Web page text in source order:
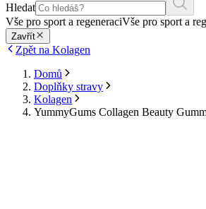
Hledat
Vše pro sport a regeneraciVše pro sport a
Zavřít
Zpět na Kolagen
Domů
Doplňky stravy
Kolagen
YummyGums Collagen Beauty